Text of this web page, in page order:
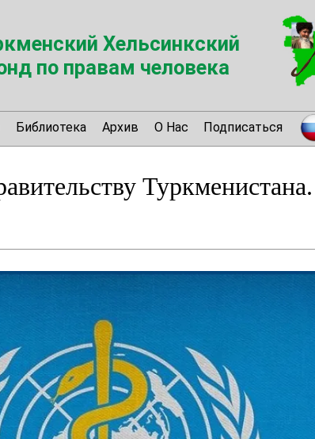
Хельсинкский
по правам человека
Библиотека Архив О Нас Подписаться
Туркменистана.